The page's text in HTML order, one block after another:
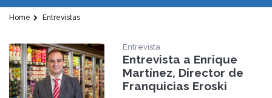
Home Entrevistas
Entrevista
Entrevista a Enrique
Martínez, Director de
Franquicias Eroski